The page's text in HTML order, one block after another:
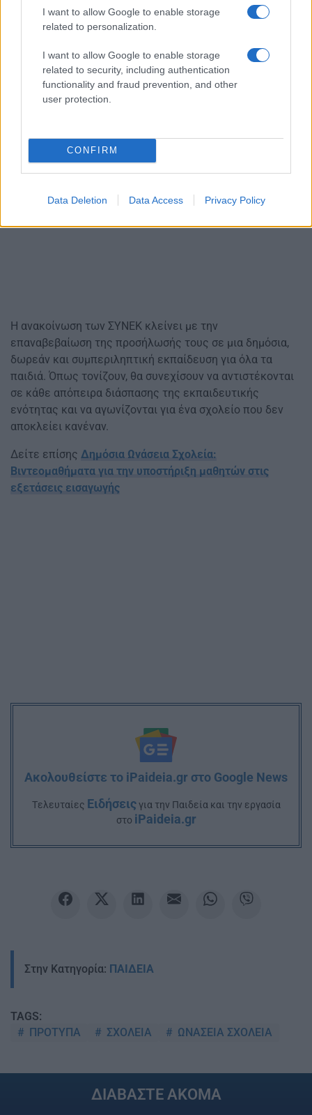
I want to allow Google to enable storage
related to personalization.
I want to allow Google to enable storage
related to security, including authentication
functionality and fraud prevention, and other
user protection.
CONFIRM
Data Deletion Data Access Privacy Policy
Η ανακοίνωση των ΣΥΝΕΚ κλείνει με την
επαναβεβαίωση της προσήλωσής τους σε μια δημόσια,
δωρεάν και συμπεριληπτική εκπαίδευση για όλα τα
παιδιά. Όπως τονίζουν, θα συνεχίσουν να αντιστέκονται
σε κάθε απόπειρα διάσπασης της εκπαιδευτικής
ενότητας και να αγωνίζονται για ένα σχολείο που δεν
αποκλείει κανέναν.
Δείτε επίσης Δημόσια Ωνάσεια Σχολεία:
Βιντεομαθήματα για την υποστήριξη μαθητών στις
εξετάσεις εισαγωγής
Ακολουθείστε το iPaideia.gr στο Google News
Tελευταίες Ειδήσειςγια την Παιδεία και την εργασία
στο iPaideia.gr
Στην Κατηγορία: ΠΑΙΔΕΙΑ
TAGS:
ΠΡΟΤΥΠΑ
ΣΧΟΛΕΙΑ ΩΝΑΣΕΙΑ ΣΧΟΛΕΙΑ
ΔΙΑΒΑΣΤΕ ΑΚΟΜΑ